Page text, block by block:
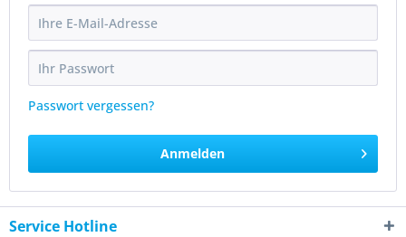
Passwort vergessen?
Anmelden
Service Hotline